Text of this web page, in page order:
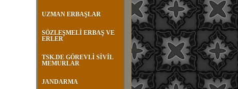
UZMAN ERBAŞLAR
SÖZLEŞMELİ ERBAŞ VE
ERLER
TSK.DE GÖREVLİ SİVİL
MEMURLAR
JANDARMA